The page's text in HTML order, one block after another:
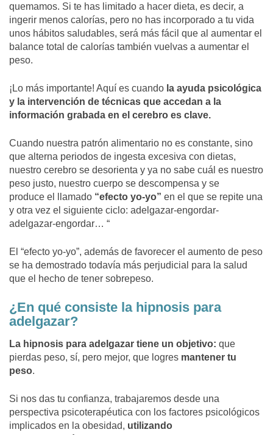
quemamos. Si te has limitado a hacer dieta, es decir, a
ingerir menos calorías, pero no has incorporado a tu vida
unos hábitos saludables, será más fácil que al aumentar el
balance total de calorías también vuelvas a aumentar el
peso.
¡Lo más importante! Aquí es cuando la ayuda psicológica
y la intervención de técnicas que accedan a la
información grabada en el cerebro es clave.
Cuando nuestra patrón alimentario no es constante, sino
que alterna periodos de ingesta excesiva con dietas,
nuestro cerebro se desorienta y ya no sabe cuál es nuestro
peso justo, nuestro cuerpo se descompensa y se
produce el llamado “efecto yo-yo” en el que se repite una
y otra vez el siguiente ciclo: adelgazar-engordar-
adelgazar-engordar… “
El “efecto yo-yo”, además de favorecer el aumento de peso
se ha demostrado todavía más perjudicial para la salud
que el hecho de tener sobrepeso.
¿En qué consiste la hipnosis para
adelgazar?
La hipnosis para adelgazar tiene un objetivo: que
pierdas peso, sí, pero mejor, que logres mantener tu
peso.
Si nos das tu confianza, trabajaremos desde una
perspectiva psicoterapéutica con los factores psicológicos
implicados en la obesidad, utilizando